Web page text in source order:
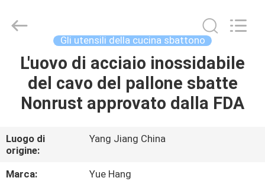
CASA
PRODOTTI
CIRCA
NOI
Yuehang
Trading
Gli utensili della cucina sbattono
L'uovo di acciaio inossidabile
del cavo del pallone sbatte
Nonrust approvato dalla FDA
Luogo di
origine:
Yang Jiang China
Marca:
Yue Hang